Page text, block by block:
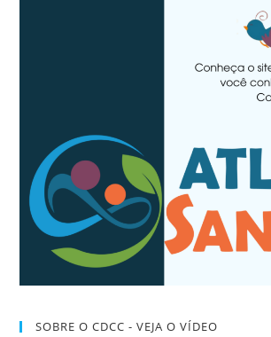
SOBRE O CDCC - VEJA O VÍDEO